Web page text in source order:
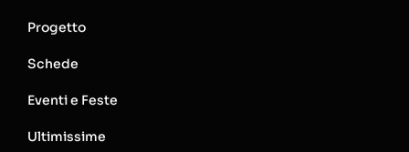
Progetto
Schede
Eventi e Feste
Ultimissime